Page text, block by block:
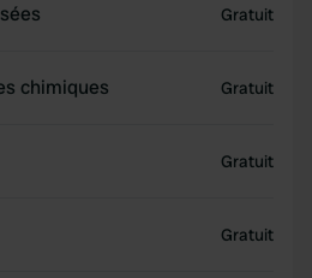
Gratuit
chimiques Gratuit
Gratuit
Gratuit